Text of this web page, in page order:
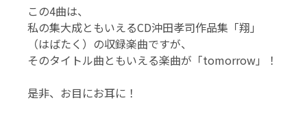
この4曲は、
私の集大成ともいえるCD沖田孝司作品集「翔」
（はばたく）の収録楽曲ですが、
そのタイトル曲ともいえる楽曲が「tomorrow」！
是非、お目にお耳に！